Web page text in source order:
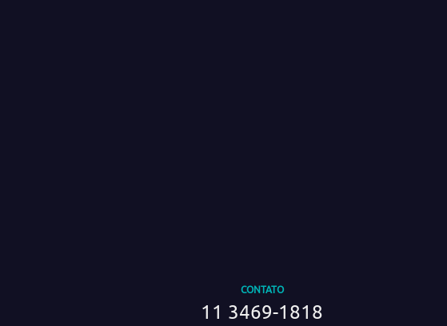
CONTATO
11 3469-1818